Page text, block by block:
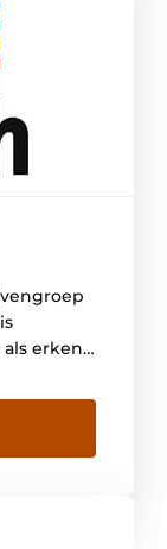
erkend
tot
is